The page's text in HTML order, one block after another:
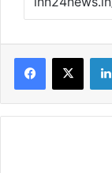
Facebook
X